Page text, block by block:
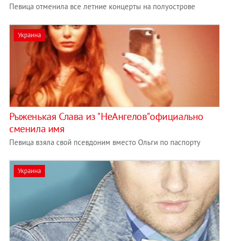
Певица отменила все летние концерты на полуострове
Украина
Рыженькая Слава из "НеАнгелов"официально
сменила имя
Певица взяла свой псевдоним вместо Ольги по паспорту
Украина